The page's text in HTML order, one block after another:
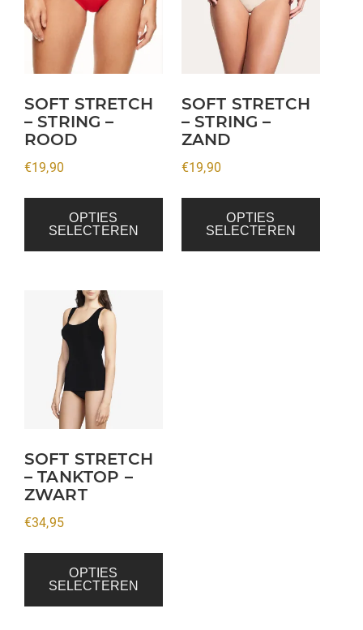
SOFT STRETCH
– STRING –
ROOD
€19,90
OPTIES
SELECTEREN
meerdere
variaties.
Deze
optie
kan
gekozen
worden
op
SOFT STRETCH
– STRING –
ZAND
€19,90
OPTIES
SELECTEREN
meerdere
variaties.
kan
gekozen
worden
op
SOFT STRETCH
– TANKTOP –
ZWART
€34,95
OPTIES
SELECTEREN
product
meerdere
variaties.
Deze
kan
gekozen
worden
op